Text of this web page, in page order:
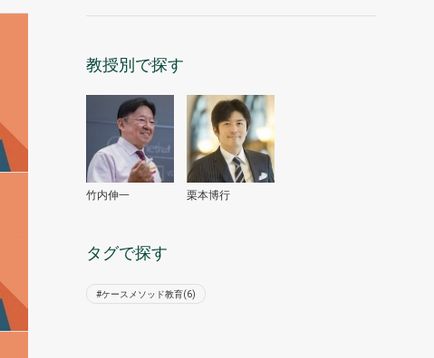
教授別で探す
竹内伸一 栗本博行
タグで探す
#ケースメソッド教育(6)